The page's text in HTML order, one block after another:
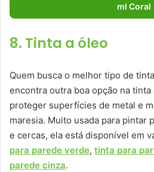
ml Coral
8. Tinta a óleo
Quem busca o melhor tipo de
encontra outra boa opção na
proteger superfícies de metal e
maresia. Muito usada para pintar
e cercas, ela está disponível em
para parede verde, tinta para
parede cinza.